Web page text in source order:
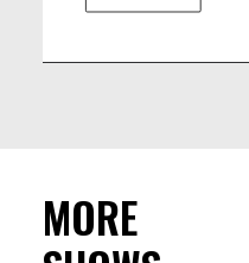
MORE